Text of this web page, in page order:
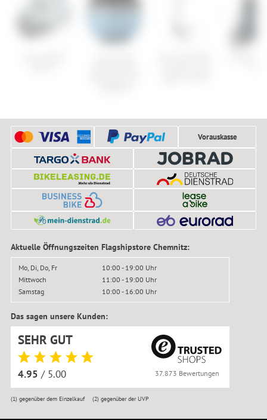
Vorauskasse
Aktuelle Öffnungszeiten Flagshipstore Chemnitz:
Mo, Di, Do, Fr
10:00 - 19:00 Uhr
Mittwoch
11:00 - 19:00 Uhr
Samstag
10:00 - 16:00 Uhr
Das sagen unsere Kunden:
SEHR GUT
4.95 / 5.00 37.873 Bewertungen
(1)gegenüber dem Einzelkauf (2) gegenüber der UVP